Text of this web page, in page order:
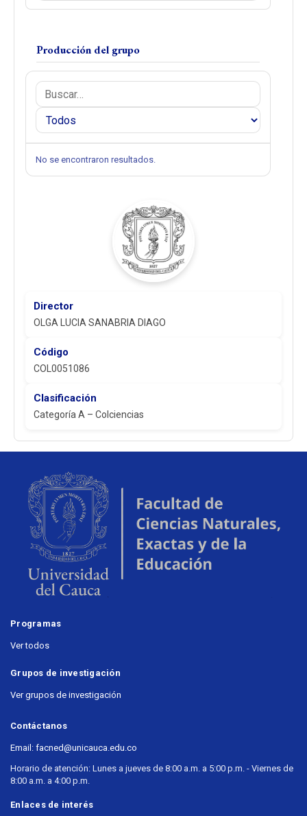
Director
OLGA LUCIA SANABRIA DIAGO
Código
COL0051086
Clasificación
Categoría A – Colciencias
Producción del grupo
No se encontraron resultados.
Programas
Ver todos
Grupos de investigación
Ver grupos de investigación
Contáctanos
Email: facned@unicauca.edu.co
Horario de atención: Lunes a jueves de 8:00 a.m. a 5:00 p.m. - Viernes de
8:00 a.m. a 4:00 p.m.
Enlaces de interés